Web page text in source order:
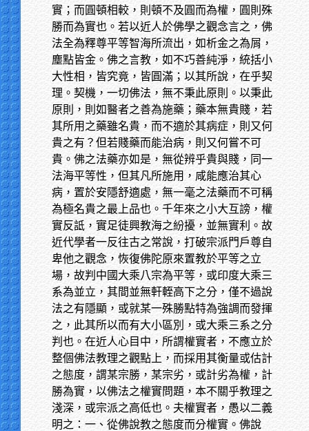
實；而圓頓相較，則頓不及圓而為權，圓則殊
勝而為實也。若以近人於佛學之觀念言之，佛
法全為釋尊平等智海所流出，如析金之為屑，
塵點皆金。佛之言教，如不巧善純淨，統括小
大性相，皆究竟，皆圓滿；以其所說，在乎契
理。契機，一切佛法，無不秉此原則。以秉此
原則，則如醫者之善為施藥；藥本無貴賤，若
其所用之藥雖名貴，而不適於其病症，則又何
貴之有？但若賤藥而能治病，則又何嘗不可
貴。佛之法藥亦如是，無從辨乎貴與賤，同一
法海平等性，但其凡所施用，咸能應治其心
病，置於安隱舒適處，無一毫之法藥而不可稱
為極名貴之最上品也。千年來之小大互謗，權
實反詆，實足徒興教海之紛擾，並無實利。故
近代學者一反往古之常說，打破宗派門戶尊自
卑他之觀念，恢復佛陀原來置教於平等之立
場，故判中國大乘八宗為平等，或印度大乘三
系為並立，其間並無軒輊高下之分，僅不過說
法之有隱顯，或就某一殊勝點特為強調而發揮
之，此其所以而有大小區別，或大乘三系之分
判也。在近人心目中，所謂權實者，不應立於
整個佛法教理之觀點上，而採用其衡量或估計
之態度，謂某宗勝，某宗劣，或計劣為權，計
勝為實，以佛法之權實問題，本不關乎教理之
淺深，或宗派之高低也。夫權實者，愚以二義
明之：一、從佛說教之態度而分權實。佛說